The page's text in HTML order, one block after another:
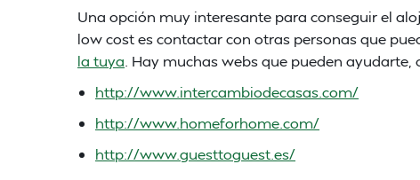
Una opción muy interesante para conseguir el
low cost es contactar con otras personas que
la tuya . Hay muchas webs que pueden ayudarte,
http://www.intercambiodecasas.com/
http://www.homeforhome.com/
http://www.guesttoguest.es/